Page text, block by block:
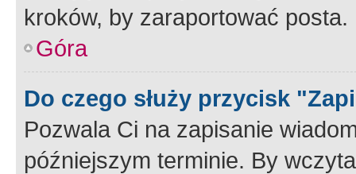
kroków, by zaraportować posta.
Góra
Do czego służy przycisk
Pozwala Ci na zapisanie
późniejszym terminie. By